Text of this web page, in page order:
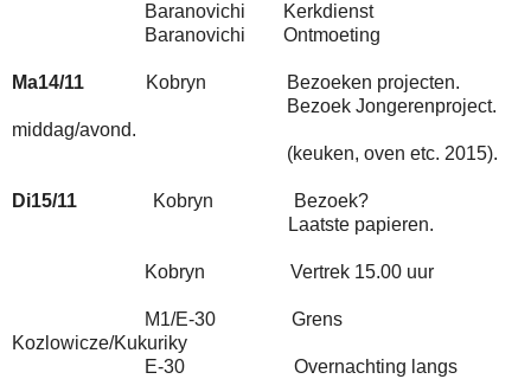
Baranovichi Kerkdienst
Baranovichi Ontmoeting
Ma14/11 Kobryn Bezoeken projecten.
Bezoek Jongerenproject.
middag/avond.
(keuken, oven etc. 2015).
Di15/11 Kobryn Bezoek?
Laatste papieren.
Kobryn Vertrek 15.00 uur
M1/E-30 Grens
Kozlowicze/Kukuriky
E-30 Overnachting langs